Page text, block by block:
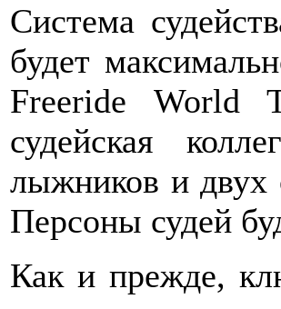
Система
будет
Freeride World
судейская
лыжников и двух
Персоны судей
Как и прежде,